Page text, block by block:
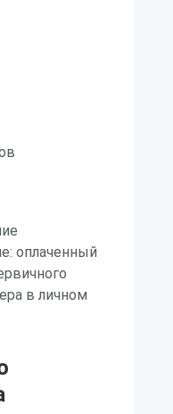
оплаченный
в личном